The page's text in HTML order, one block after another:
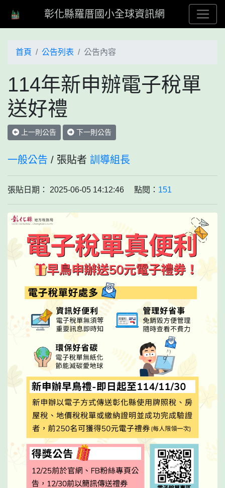
彰化縣羅厝國小全球資訊網
首頁 公告列表 公告內容
114年新申辦電子稅單
送好禮
上一則公告 下一則公告
一般公告 / 張貼者 訓導組長
張貼日期： 2025-06-05 14:12:46 點閱： 151